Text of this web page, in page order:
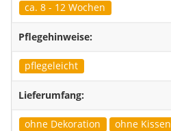
ca. 8 - 12 Wochen
Pflegehinweise:
pflegeleicht
Lieferumfang:
ohne Dekoration ohne Kissen